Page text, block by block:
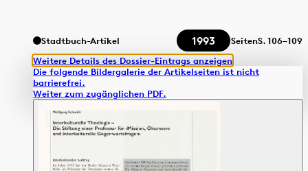
Stadtbuch-Artikel 1993 SeitenS.106–109
Weitere Details des Dossier-Eintrags anzeigen
Die folgende Bildergalerie der Artikelseiten ist nicht
barrierefrei.
Weiter zum zugänglichen PDF.